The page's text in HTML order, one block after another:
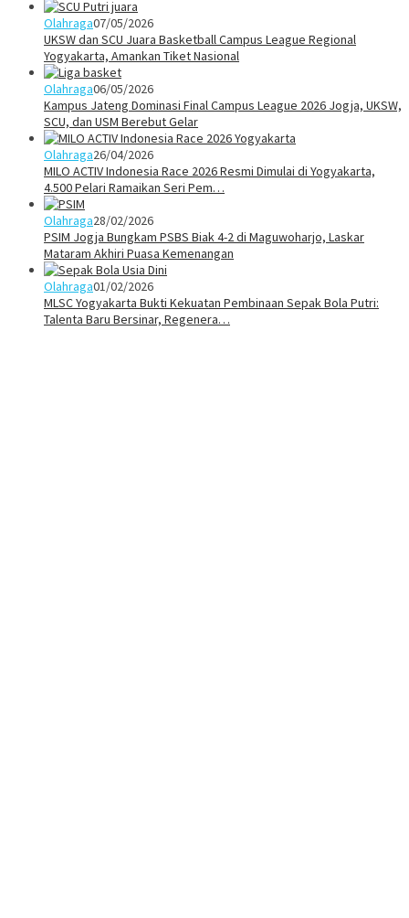
Olahraga07/05/2026
UKSW dan SCU Juara Basketball Campus League Regional
Yogyakarta, Amankan Tiket Nasional
Olahraga06/05/2026
Kampus Jateng Dominasi Final Campus League 2026 Jogja, UKSW,
SCU, dan USM Berebut Gelar
Olahraga26/04/2026
MILO ACTIV Indonesia Race 2026 Resmi Dimulai di Yogyakarta,
4.500 Pelari Ramaikan Seri Pem…
Olahraga28/02/2026
PSIM Jogja Bungkam PSBS Biak 4-2 di Maguwoharjo, Laskar
Mataram Akhiri Puasa Kemenangan
Olahraga01/02/2026
MLSC Yogyakarta Bukti Kekuatan Pembinaan Sepak Bola Putri:
Talenta Baru Bersinar, Regenera…